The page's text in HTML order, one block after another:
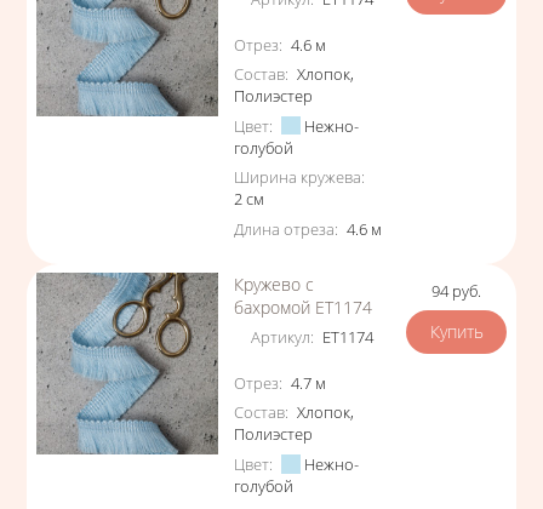
Характеристики
Отрез: 4.6 м
Состав: Хлопок,
Полиэстер
Цвет:
Нежно-
голубой
Ширина кружева:
2см
Длина отреза: 4.6 м
Кружево с
бахромой ЕТ1174
Артикул: ЕТ1174
Характеристики
Отрез: 4.7 м
Состав: Хлопок,
Полиэстер
Цвет:
Нежно-
голубой
Цена
94руб.